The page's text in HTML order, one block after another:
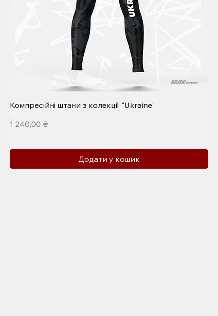
Компресійні штани з колекції "Ukraine"
Ціна
1 240,00 ₴
Додати у кошик